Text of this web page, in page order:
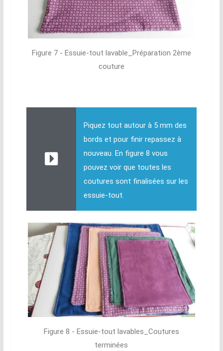
Figure 7 - Essuie-tout lavable_Préparation 2ème
couture
Piquez tout autour à 5 mm des
bords et pour finir repassez à
nouveau. En figure 8 vous
pouvez voir que toutes les
coutures sont finalisées sur les
essuie-tout.
Figure 8 - Essuie-tout lavables_Coutures
terminées